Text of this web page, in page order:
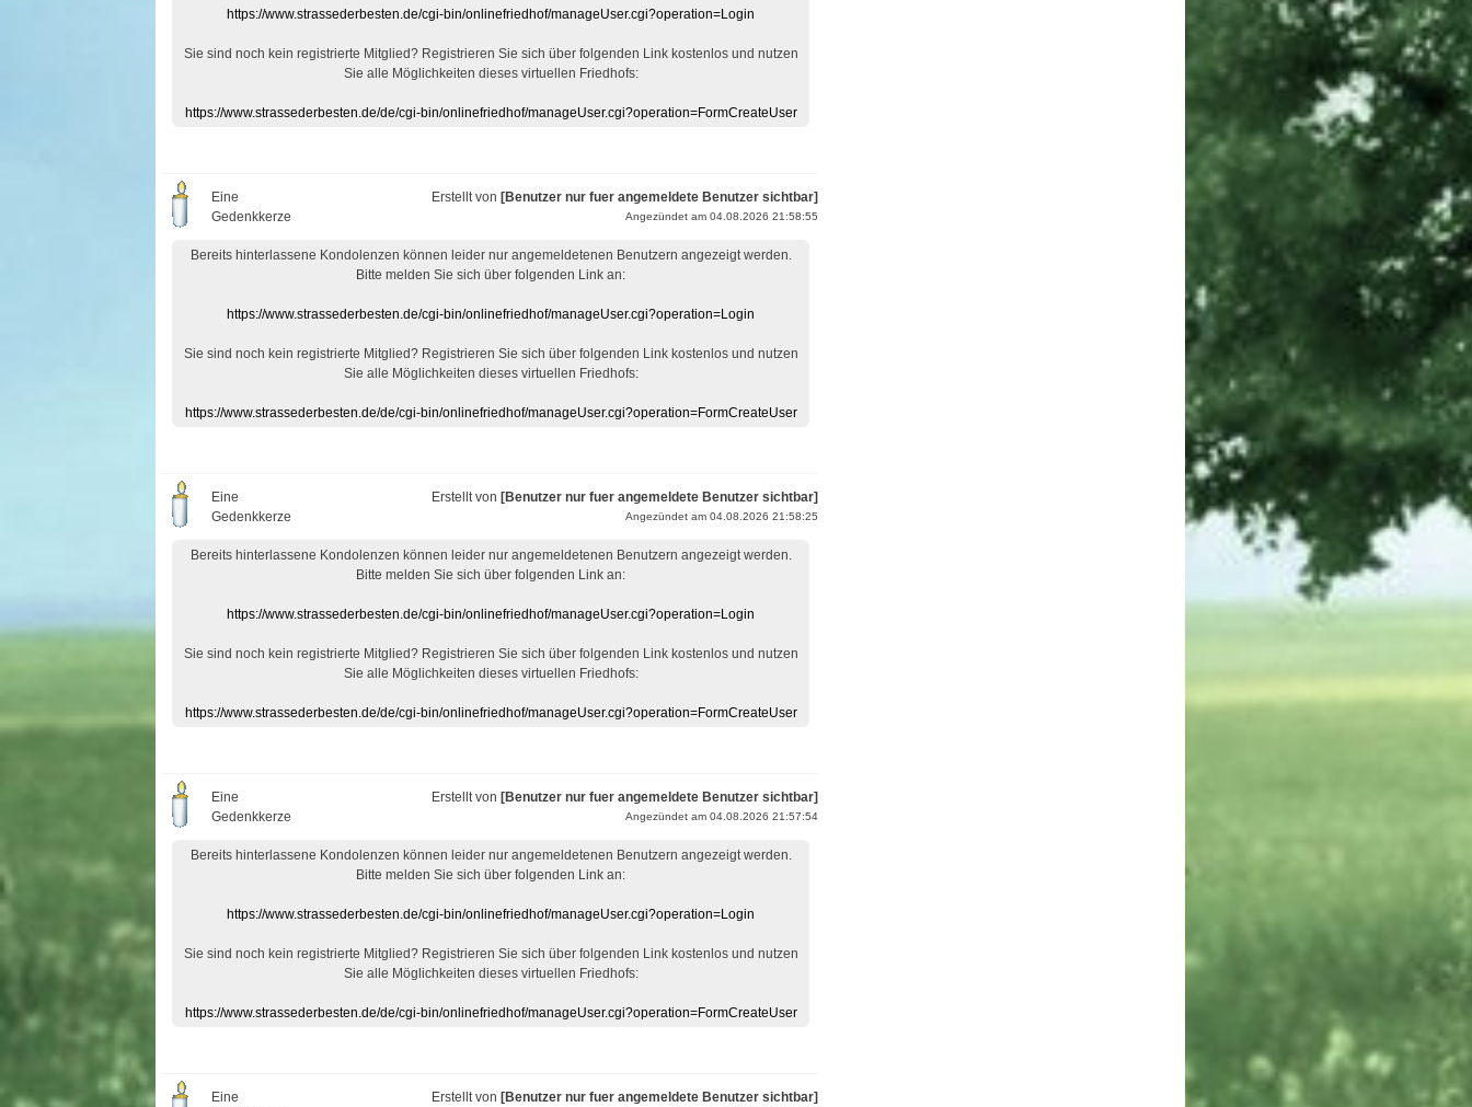
https://www.strassederbesten.de/cgi-bin/onlinefriedhof/manageUser.cgi?operation=Login
Sie sind noch kein registrierte Mitglied? Registrieren Sie sich über folgenden Link kostenlos und nutzen
Sie alle Möglichkeiten dieses virtuellen Friedhofs:
https://www.strassederbesten.de/de/cgi-bin/onlinefriedhof/manageUser.cgi?operation=FormCreateUser
Eine
Gedenkkerze
Erstellt von [Benutzer nur fuer angemeldete Benutzer sichtbar]
Angezündet am 04.08.2026 21:58:55
Bereits hinterlassene Kondolenzen können leider nur angemeldetenen Benutzern angezeigt werden.
Bitte melden Sie sich über folgenden Link an:
https://www.strassederbesten.de/cgi-bin/onlinefriedhof/manageUser.cgi?operation=Login
Sie sind noch kein registrierte Mitglied? Registrieren Sie sich über folgenden Link kostenlos und nutzen
Sie alle Möglichkeiten dieses virtuellen Friedhofs:
https://www.strassederbesten.de/de/cgi-bin/onlinefriedhof/manageUser.cgi?operation=FormCreateUser
Eine
Gedenkkerze
Erstellt von [Benutzer nur fuer angemeldete Benutzer sichtbar]
Angezündet am 04.08.2026 21:58:25
Bereits hinterlassene Kondolenzen können leider nur angemeldetenen Benutzern angezeigt werden.
Bitte melden Sie sich über folgenden Link an:
https://www.strassederbesten.de/cgi-bin/onlinefriedhof/manageUser.cgi?operation=Login
Sie sind noch kein registrierte Mitglied? Registrieren Sie sich über folgenden Link kostenlos und nutzen
Sie alle Möglichkeiten dieses virtuellen Friedhofs:
https://www.strassederbesten.de/de/cgi-bin/onlinefriedhof/manageUser.cgi?operation=FormCreateUser
Eine
Gedenkkerze
Erstellt von [Benutzer nur fuer angemeldete Benutzer sichtbar]
Angezündet am 04.08.2026 21:57:54
Bereits hinterlassene Kondolenzen können leider nur angemeldetenen Benutzern angezeigt werden.
Bitte melden Sie sich über folgenden Link an:
https://www.strassederbesten.de/cgi-bin/onlinefriedhof/manageUser.cgi?operation=Login
Sie sind noch kein registrierte Mitglied? Registrieren Sie sich über folgenden Link kostenlos und nutzen
Sie alle Möglichkeiten dieses virtuellen Friedhofs:
https://www.strassederbesten.de/de/cgi-bin/onlinefriedhof/manageUser.cgi?operation=FormCreateUser
Eine
Erstellt von [Benutzer nur fuer angemeldete Benutzer sichtbar]